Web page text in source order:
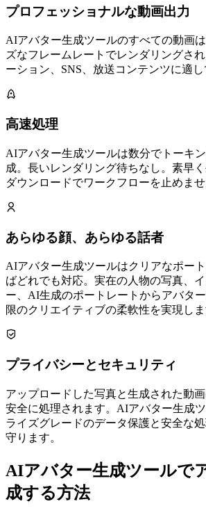
プロフェッショナルな動画出力
AIアバター生成ツールのすべての動画
ズなフレームレートでレンダリングさ
ーション、SNS、放送コンテンツに適し
高速処理
AIアバター生成ツールは数分でトーキ
成。長いレンダリング待ちなし。素早く
ダウンロードでワークフローを止めませ
あらゆる顔、あらゆる話者
AIアバター生成ツールはクリアなポー
ばどれでも対応。実在の人物の写真、
ー、AI生成のポートレートからアバタ
限のクリエイティブの柔軟性を実現しま
プライバシーとセキュリティ
アップロードした写真と生成された動画
安全に処理されます。AIアバター生成
ライズグレードのデータ保護と安全な
守ります。
AIアバター生成ツールで
成する方法